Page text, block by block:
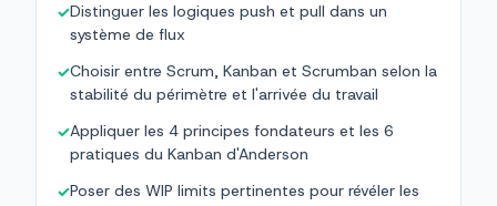
✓Distinguer les logiques push et pull dans un
système de flux
✓Choisir entre Scrum, Kanban et Scrumban selon la
stabilité du périmètre et l'arrivée du travail
✓Appliquer les 4 principes fondateurs et les 6
pratiques du Kanban d'Anderson
✓Poser des WIP limits pertinentes pour révéler les